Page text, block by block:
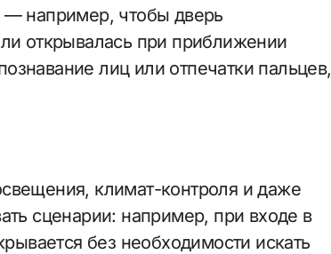
— например, чтобы дверь
открывалась при приближении
лиц или отпечатки пальцев,
климат-контроля и даже
сценарии: например, при входе в
без необходимости искать